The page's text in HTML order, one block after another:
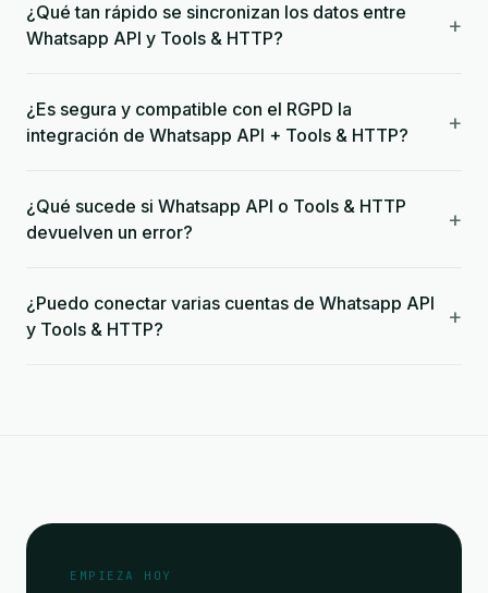
¿Qué tan rápido se sincronizan los datos entre
Whatsapp API y Tools & HTTP?
+
¿Es segura y compatible con el RGPD la
integración de Whatsapp API + Tools & HTTP?
+
¿Qué sucede si Whatsapp API o Tools & HTTP
devuelven un error?
+
¿Puedo conectar varias cuentas de Whatsapp API
y Tools & HTTP?
+
EMPIEZA HOY